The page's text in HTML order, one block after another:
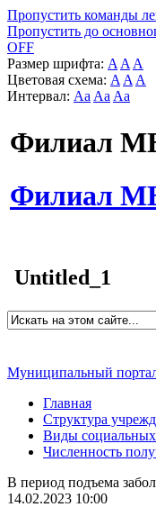
Пропустить команды
Пропустить до
OFF
Размер шрифта: A A A
Цветовая схема: A A A
Интервал: Aa Aa Aa
Филиал
Филиал
Untitled_1
Муниципальный
Главная
Структура
Виды социальных
Численность
В период подъема
14.02.2023 10:00